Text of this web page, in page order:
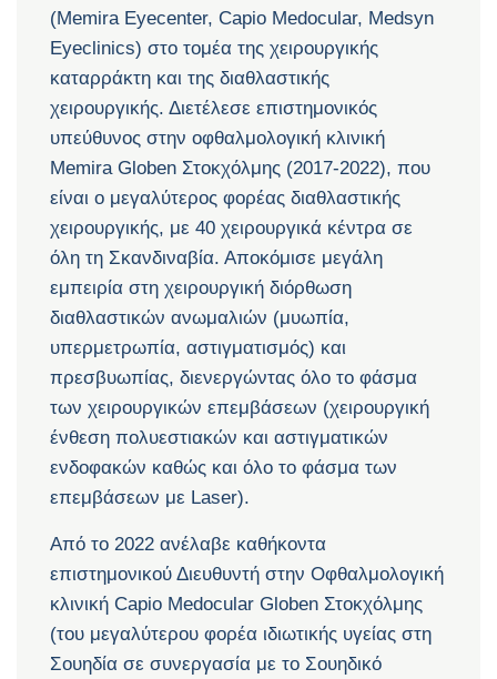
(Memira Eyecenter, Capio Medocular, Medsyn
Eyeclinics) στο τομέα της χειρουργικής
καταρράκτη και της διαθλαστικής
χειρουργικής. Διετέλεσε επιστημονικός
υπεύθυνος στην οφθαλμολογική κλινική
Memira Globen Στοκχόλμης (2017-2022), που
είναι ο μεγαλύτερος φορέας διαθλαστικής
χειρουργικής, με 40 χειρουργικά κέντρα σε
όλη τη Σκανδιναβία. Αποκόμισε μεγάλη
εμπειρία στη χειρουργική διόρθωση
διαθλαστικών ανωμαλιών (μυωπία,
υπερμετρωπία, αστιγματισμός) και
πρεσβυωπίας, διενεργώντας όλο το φάσμα
των χειρουργικών επεμβάσεων (χειρουργική
ένθεση πολυεστιακών και αστιγματικών
ενδοφακών καθώς και όλο το φάσμα των
επεμβάσεων με Laser).
Από το 2022 ανέλαβε καθήκοντα
επιστημονικού Διευθυντή στην Οφθαλμολογική
κλινική Capio Medocular Globen Στοκχόλμης
(του μεγαλύτερου φορέα ιδιωτικής υγείας στη
Σουηδία σε συνεργασία με το Σουηδικό